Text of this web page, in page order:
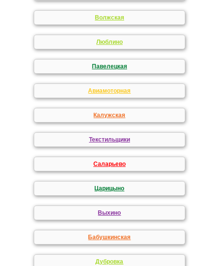
Волжская
Люблино
Павелецкая
Авиамоторная
Калужская
Текстильщики
Саларьево
Царицыно
Выхино
Бабушкинская
Дубровка